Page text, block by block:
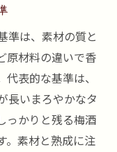
準は、素材の質と
原材料の違いで香
表的な基準は、
長いまろやかなタ
っかりと残る梅酒
。素材と熟成に注